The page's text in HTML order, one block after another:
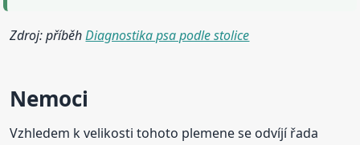
Zdroj: příběhDiagnostika psa podle stolice
Nemoci
Vzhledem k velikosti tohoto plemene se odvíjí řada